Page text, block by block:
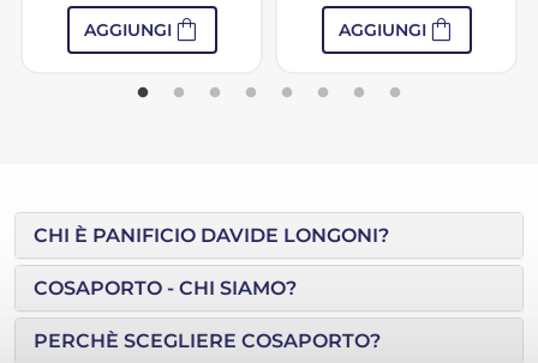
AGGIUNGIshopping_bag
AGGIUNGIshopping_bag
CHI È PANIFICIO DAVIDE LONGONI?
COSAPORTO - CHI SIAMO?
PERCHÈ SCEGLIERE COSAPORTO?